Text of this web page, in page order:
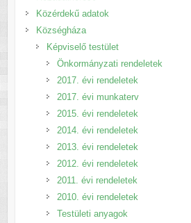
Közérdekű adatok
Községháza
Képviselő testület
Önkormányzati rendeletek
2017. évi rendeletek
2017. évi munkaterv
2015. évi rendeletek
2014. évi rendeletek
2013. évi rendeletek
2012. évi rendeletek
2011. évi rendeletek
2010. évi rendeletek
Testületi anyagok